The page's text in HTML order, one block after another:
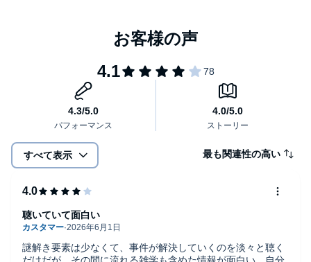
すべて表示 最も関連性の高い
謎解き要素は少なくて、事件が解決していくのを淡々と聴く
聴いていて面白い